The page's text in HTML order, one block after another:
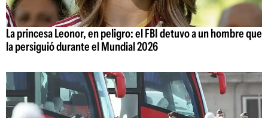
La princesa Leonor, en peligro: el FBI detuvo a un hombre que
la persiguió durante el Mundial 2026